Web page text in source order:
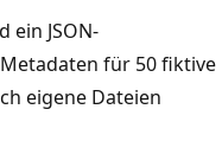
JSON-
für 50 fiktive
eigene Dateien